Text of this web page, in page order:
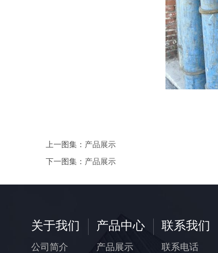
上一图集： 产品展示
下一图集： 产品展示
关于我们
公司简介
产品中心
产品展示
联系我们
联系电话